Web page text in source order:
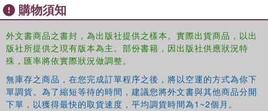
購物須知
外文書商品之書封，為出版社提供之樣本。實際出貨商品，以出
版社所提供之現有版本為主。部份書籍，因出版社供應狀況特
殊，匯率將依實際狀況做調整。
無庫存之商品，在您完成訂單程序之後，將以空運的方式為你下
單調貨。為了縮短等待的時間，建議您將外文書與其他商品分開
下單，以獲得最快的取貨速度，平均調貨時間為1~2個月。